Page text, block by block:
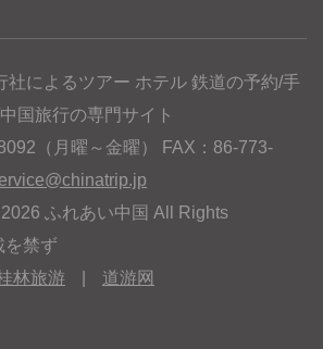
社によるツアー ホテル 鉄道の予約/手
国旅行の専門サイト
（月曜～金曜） FAX：86-773-
ふれあい中国 All Rights
を禁ず
林旅游 道游网